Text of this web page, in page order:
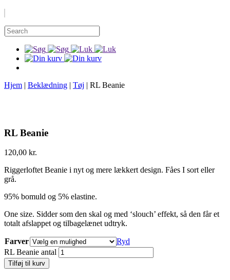
Hjem | Beklædning | Tøj | RL Beanie
RL Beanie
120,00 kr.
Riggerloftet Beanie i nyt og mere lækkert design. Fåes I sort eller
grå.
95% bomuld og 5% elastine.
One size. Sidder som den skal og med ‘slouch’ effekt, så den får et
totalt afslappet og tilbagelænet udtryk.
Farver
Ryd
RL Beanie antal
Tilføj til kurv